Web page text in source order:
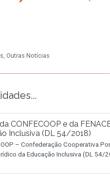
, Outras Notícias
CONFECOOP e da
Inclusiva (DL 54/2018)
– Confederação Cooperativa
da Educação Inclusiva (DL